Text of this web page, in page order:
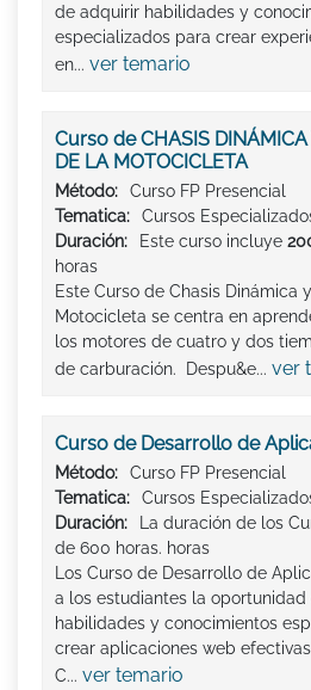
de adquirir habilidades y
especializados para crear
en... ver temario
Curso de CHASIS DINÁMICA
DE LA MOTOCICLETA
Método:
Curso FP Presencial
Tematica:
Cursos
Duración:
Este curso incluye
horas
Este Curso de Chasis Dinámica
Motocicleta se centra en
los motores de cuatro y dos
de carburación. Despu&e... ver
Curso de Desarrollo de
Método:
Curso FP Presencial
Tematica:
Cursos
Duración:
La duración de los
de 600 horas. horas
Los Curso de Desarrollo de
a los estudiantes la
habilidades y conocimientos
crear aplicaciones web
C... ver temario